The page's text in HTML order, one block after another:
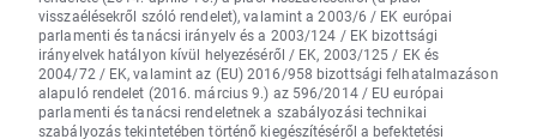
visszaélésekről szóló rendelet), valamint a 2003/6 / EK európai
parlamenti és tanácsi irányelv és a 2003/124 / EK bizottsági
irányelvek hatályon kívül helyezéséről / EK, 2003/125 / EK és
2004/72 / EK, valamint az (EU) 2016/958 bizottsági felhatalmazáson
alapuló rendelet (2016. március 9.) az 596/2014 / EU európai
parlamenti és tanácsi rendeletnek a szabályozási technikai
szabályozás tekintetében történő kiegészítéséről a befektetési